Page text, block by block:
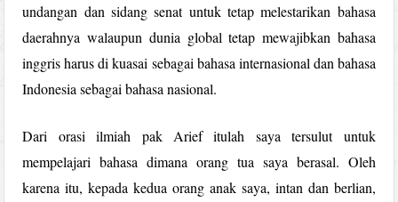
undangan dan sidang senat untuk tetap melestarikan bahasa
daerahnya walaupun dunia global tetap mewajibkan bahasa
inggris harus di kuasai sebagai bahasa internasional dan bahasa
Indonesia sebagai bahasa nasional.
Dari orasi ilmiah pak Arief itulah saya tersulut untuk
mempelajari bahasa dimana orang tua saya berasal. Oleh
karena itu, kepada kedua orang anak saya, intan dan berlian,